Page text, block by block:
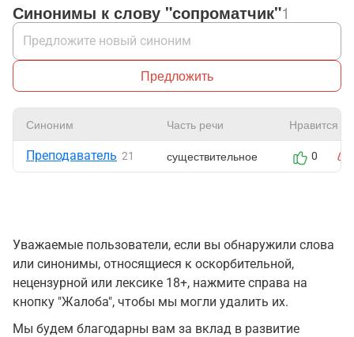
Синонимы к слову "сопроматчик"1
Предложить
Синоним Часть речи Нравится
Преподаватель 21 существительное 0
Уважаемые пользователи, если вы обнаружили слова
или синонимы, относящиеся к оскорбительной,
нецензурной или лексике 18+, нажмите справа на
кнопку "Жалоба", чтобы мы могли удалить их.
Мы будем благодарны вам за вклад в развитие